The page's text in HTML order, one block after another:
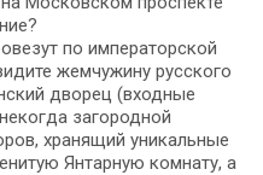
по императорской
жемчужину русского
дворец (входные
загородной
хранящий уникальные
Янтарную комнату, а